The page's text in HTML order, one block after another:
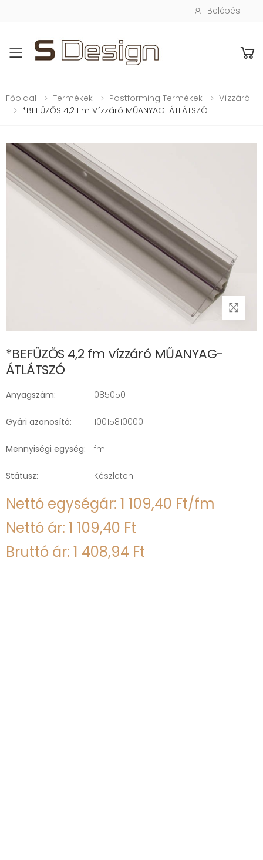
Belépés
Toggle mobile menu
Főoldal Termékek Postforming Termékek
Vízzáró
*BEFŰZŐS 4,2 Fm Vízzáró MŰANYAG-ÁTLÁTSZÓ
*BEFŰZŐS 4,2 fm vízzáró MŰANYAG-
ÁTLÁTSZÓ
Anyagszám: 085050
Gyári azonosító: 10015810000
Mennyiségi egység: fm
Státusz: Készleten
Nettó egységár: 1 109,40 Ft/fm
Nettó ár: 1 109,40 Ft
Bruttó ár: 1 408,94 Ft